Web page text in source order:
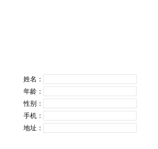
姓名：
年龄：
性别：
手机：
地址：